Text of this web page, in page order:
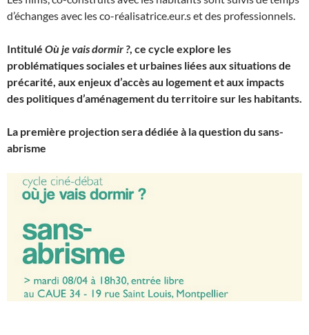
d’échanges avec les co-réalisatrice.eur.s et des professionnels.
Intitulé Où je vais dormir ?, ce cycle explore les
problématiques sociales et urbaines liées aux situations de
précarité, aux enjeux d’accès au logement et aux impacts
des politiques d’aménagement du territoire sur les habitants.
La première projection sera dédiée à la question du sans-
abrisme